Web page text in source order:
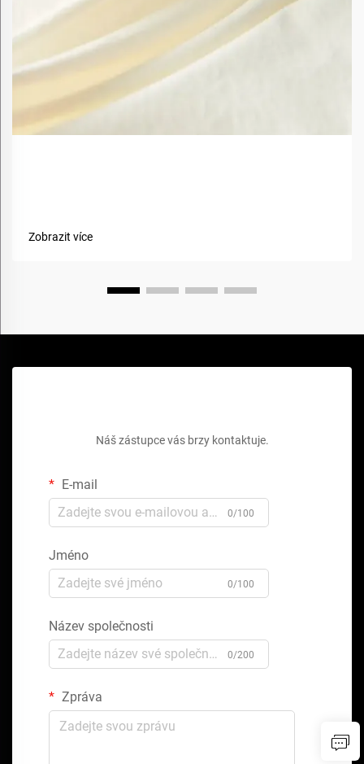
Zobrazit více
Náš zástupce vás brzy kontaktuje.
E-mail
0/100
Jméno
0/100
Název společnosti
0/200
Zpráva